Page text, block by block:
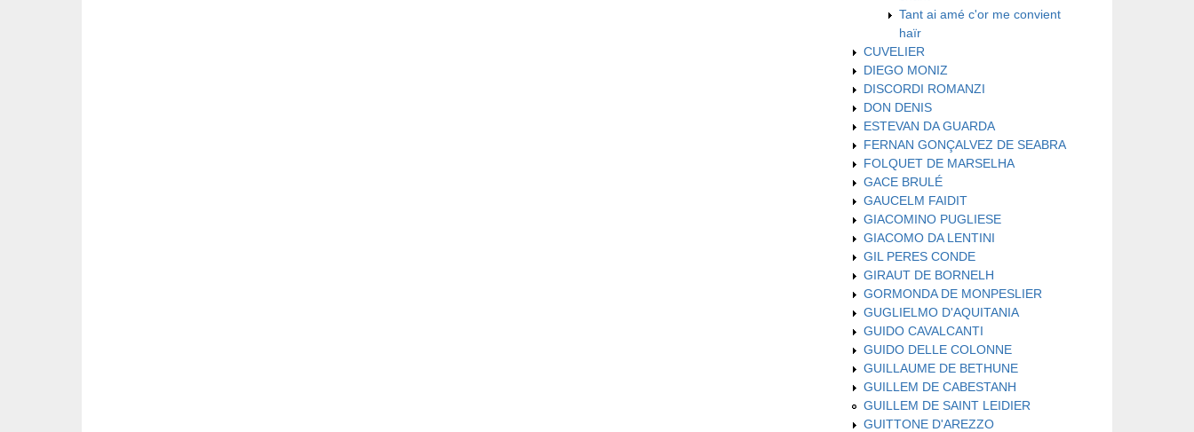
Tant ai amé c'or me convient
haïr
CUVELIER
DIEGO MONIZ
DISCORDI ROMANZI
DON DENIS
ESTEVAN DA GUARDA
FERNAN GONÇALVEZ DE SEABRA
FOLQUET DE MARSELHA
GACE BRULÉ
GAUCELM FAIDIT
GIACOMINO PUGLIESE
GIACOMO DA LENTINI
GIL PERES CONDE
GIRAUT DE BORNELH
GORMONDA DE MONPESLIER
GUGLIELMO D'AQUITANIA
GUIDO CAVALCANTI
GUIDO DELLE COLONNE
GUILLAUME DE BETHUNE
GUILLEM DE CABESTANH
GUILLEM DE SAINT LEIDIER
GUITTONE D'AREZZO